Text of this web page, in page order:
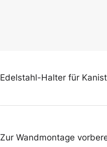
Edelstahl-Halter für
Zur Wandmontage